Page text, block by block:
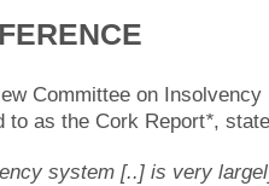
Committee on Insolvency
to as the Cork Report*,
system [..] is very